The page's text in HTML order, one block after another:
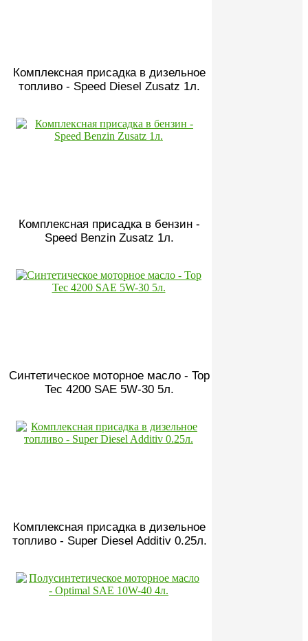
Комплексная присадка в дизельное
топливо - Speed Diesel Zusatz 1л.
Комплексная присадка в бензин -
Speed Benzin Zusatz 1л.
Синтетическое моторное масло - Top
Tec 4200 SAE 5W-30 5л.
Комплексная присадка в дизельное
топливо - Super Diesel Additiv 0.25л.